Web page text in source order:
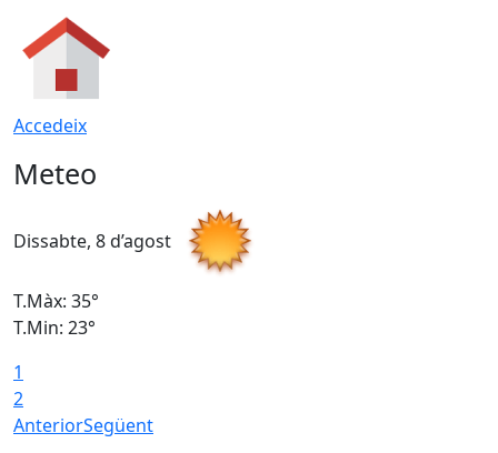
Accedeix
Meteo
Dissabte, 8 d’agost
T.Màx: 35°
T.Min: 23°
1
2
AnteriorSegüent